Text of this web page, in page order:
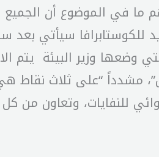
ما في الموضوع أن
للكوستابرافا سيأتي
وضعها وزير البيئة يتم
مشدداً “على ثلاث نقاط
للنفايات، وتعاون من